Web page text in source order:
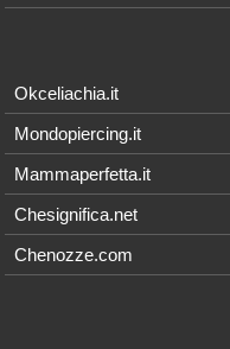
Okceliachia.it
Mondopiercing.it
Mammaperfetta.it
Chesignifica.net
Chenozze.com